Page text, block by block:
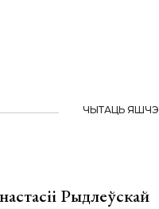
ЧЫТАЦЬ ЯШЧЭ
Рыдлеўскай